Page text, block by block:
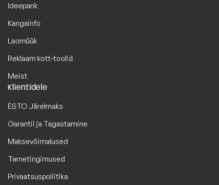
Ideepank
Kangainfo
Laomüük
Reklaam kott-toolid
Meist
Klientidele
ESTO Järelmaks
Garantii ja Tagastamine
Maksevõimalused
Tarnetingimused
Privaatsuspoliitika